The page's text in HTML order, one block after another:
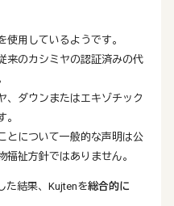
用しているようです。
来のカシミヤの認証済みの代
、ダウンまたはエキゾチック
とについて一般的な声明は公
福祉方針ではありません。
た結果、Kujtenを総合的に